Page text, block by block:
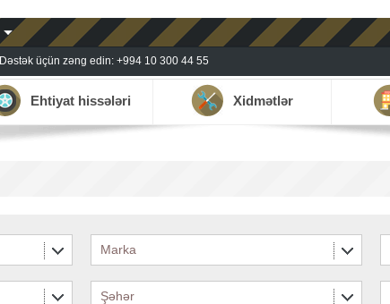
Dəstək üçün zəng edin: +994 10 300 44 55
Ehtiyat hissələri Xidmətlər
Marka
Şəhər